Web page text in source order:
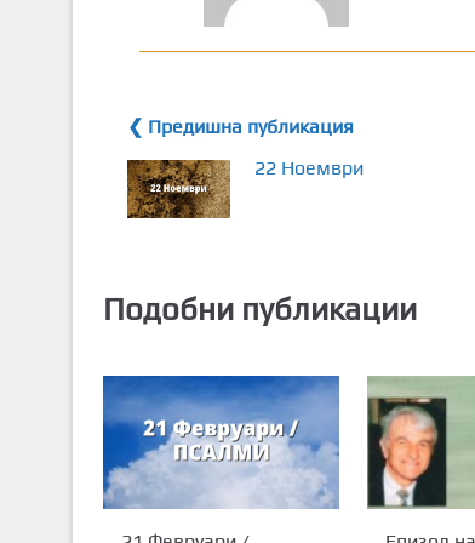
❮ Предишна публикация
22 Ноември
Подобни публикации